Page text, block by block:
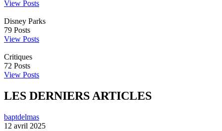
View Posts
Disney Parks
79 Posts
View Posts
Critiques
72 Posts
View Posts
LES DERNIERS ARTICLES
baptdelmas
12 avril 2025